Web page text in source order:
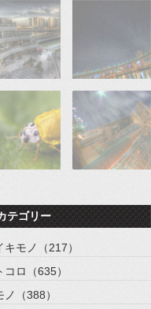
テゴリー
キモノ（217）
コロ（635）
ノ（388）